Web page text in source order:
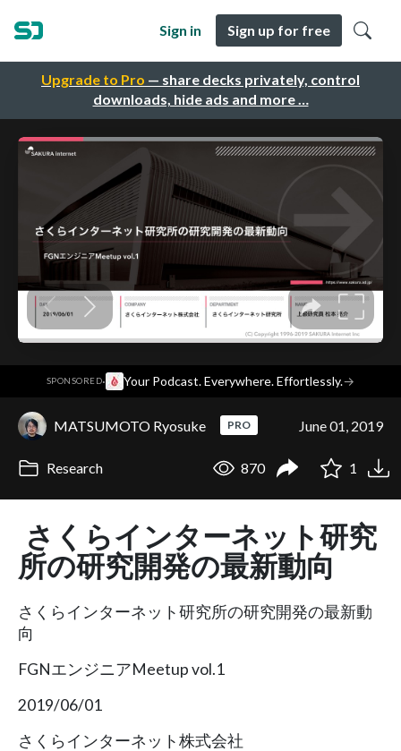
Upgrade to Pro — share decks privately, control
downloads, hide ads and more …
Sign in Sign up for free
SPONSORED· Your Podcast. Everywhere. Effortlessly.→
MATSUMOTO Ryosuke PRO June 01, 2019
Research 870 1
さくらインターネット研究
所の研究開発の最新動向
さくらインターネット研究所の研究開発の最新動
向
FGNエンジニアMeetup vol.1
2019/06/01
さくらインターネット株式会社